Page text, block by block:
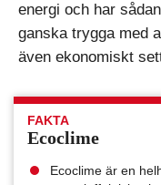
energi och har
ganska trygga med
även ekonomiskt
FAKTA
Ecoclime
Ecoclime är en